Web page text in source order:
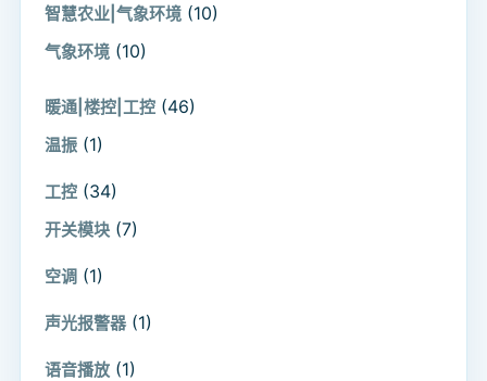
智慧农业|气象环境 (10)
气象环境 (10)
暖通|楼控|工控 (46)
温振 (1)
工控 (34)
开关模块 (7)
空调 (1)
声光报警器 (1)
语音播放 (1)